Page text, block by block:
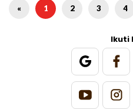
« 1 2 3 4
Ikuti